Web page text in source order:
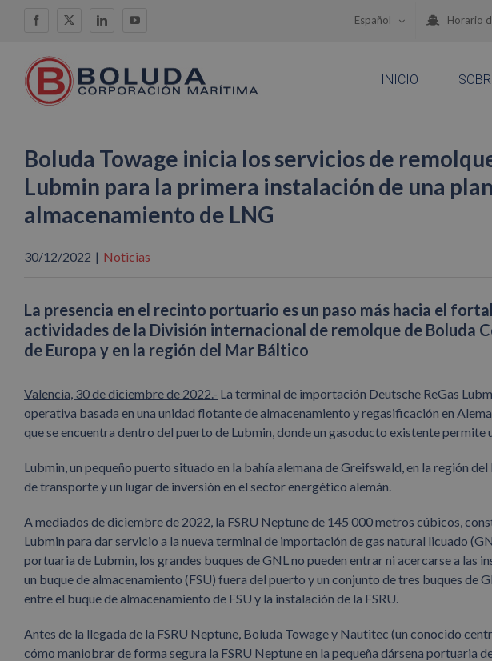
Facebook
X LinkedInYouTube Español Horario
INICIO
Boluda Towage inicia los servicios de
Lubmin para la primera instalación de una
almacenamiento de LNG
30/12/2022 | Noticias
La presencia en el recinto portuario es un paso más hacia el
actividades de la División internacional de remolque de Boluda
de Europa y en la región del Mar Báltico
Valencia, 30 de diciembre de 2022.- La terminal de importación Deutsche ReGas
operativa basada en una unidad flotante de almacenamiento y regasificación en
que se encuentra dentro del puerto de Lubmin, donde un gasoducto existente permite
Lubmin, un pequeño puerto situado en la bahía alemana de Greifswald, en la región
de transporte y un lugar de inversión en el sector energético alemán.
A mediados de diciembre de 2022, la FSRU Neptune de 145 000 metros cúbicos,
Lubmin para dar servicio a la nueva terminal de importación de gas natural licuado
portuaria de Lubmin, los grandes buques de GNL no pueden entrar ni acercarse a las
un buque de almacenamiento (FSU) fuera del puerto y un conjunto de tres buques de
entre el buque de almacenamiento de FSU y la instalación de la FSRU.
Antes de la llegada de la FSRU Neptune, Boluda Towage y Nautitec (un conocido
cómo maniobrar de forma segura la FSRU Neptune en la pequeña dársena portuaria